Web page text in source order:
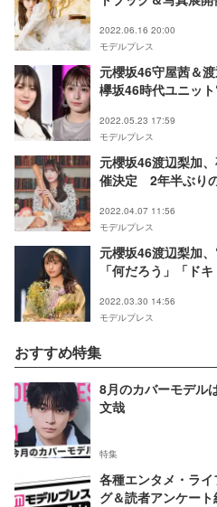
2022.06.16 20:00
モデルプレス
元櫻坂46守屋茜＆
欅坂46時代ユニッ
2022.05.23 17:59
モデルプレス
元櫻坂46渡辺梨加
催決定 2年半ぶり
2022.04.07 11:56
モデルプレス
元櫻坂46渡辺梨加
「何だろう」「ドキ
2022.03.30 14:56
モデルプレス
おすすめ特集
8月のカバーモデル
文哉
特集
各種エンタメ・ラ
グ＆読者アンケー